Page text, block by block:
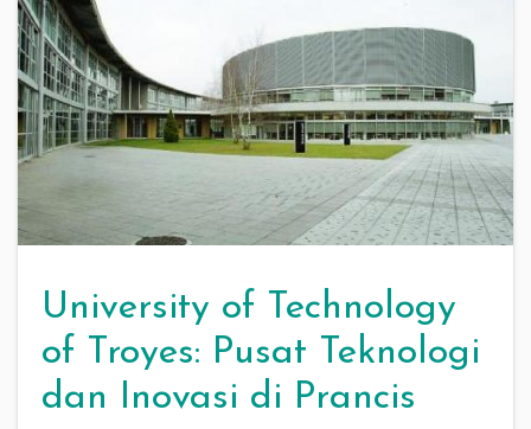
University of Technology
of Troyes: Pusat Teknologi
dan Inovasi di Prancis